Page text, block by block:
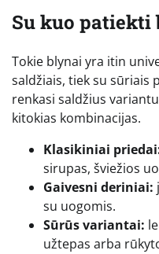
Su kuo patiekti
Tokie blynai yra itin
saldžiais, tiek su sūriais
renkasi saldžius
kitokias kombinacijas.
Klasikiniai
sirupas, šviežios
Gaivesni deriniai:
su uogomis.
Sūrūs variantai:
užtepas arba